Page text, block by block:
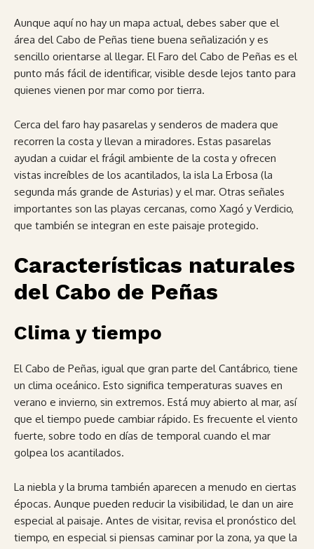
Aunque aquí no hay un mapa actual, debes saber que el
área del Cabo de Peñas tiene buena señalización y es
sencillo orientarse al llegar. El Faro del Cabo de Peñas es el
punto más fácil de identificar, visible desde lejos tanto para
quienes vienen por mar como por tierra.
Cerca del faro hay pasarelas y senderos de madera que
recorren la costa y llevan a miradores. Estas pasarelas
ayudan a cuidar el frágil ambiente de la costa y ofrecen
vistas increíbles de los acantilados, la isla La Erbosa (la
segunda más grande de Asturias) y el mar. Otras señales
importantes son las playas cercanas, como Xagó y Verdicio,
que también se integran en este paisaje protegido.
Características naturales
del Cabo de Peñas
Clima y tiempo
El Cabo de Peñas, igual que gran parte del Cantábrico, tiene
un clima oceánico. Esto significa temperaturas suaves en
verano e invierno, sin extremos. Está muy abierto al mar, así
que el tiempo puede cambiar rápido. Es frecuente el viento
fuerte, sobre todo en días de temporal cuando el mar
golpea los acantilados.
La niebla y la bruma también aparecen a menudo en ciertas
épocas. Aunque pueden reducir la visibilidad, le dan un aire
especial al paisaje. Antes de visitar, revisa el pronóstico del
tiempo, en especial si piensas caminar por la zona, ya que la